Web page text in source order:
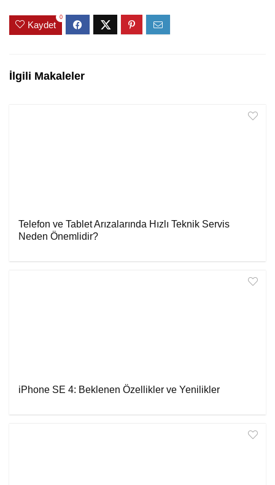
Kaydet
0
İlgili Makaleler
Telefon ve Tablet Arızalarında Hızlı Teknik Servis
Neden Önemlidir?
iPhone SE 4: Beklenen Özellikler ve Yenilikler